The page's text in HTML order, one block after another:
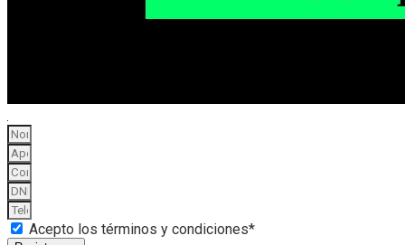
Acepto los términos y condiciones*